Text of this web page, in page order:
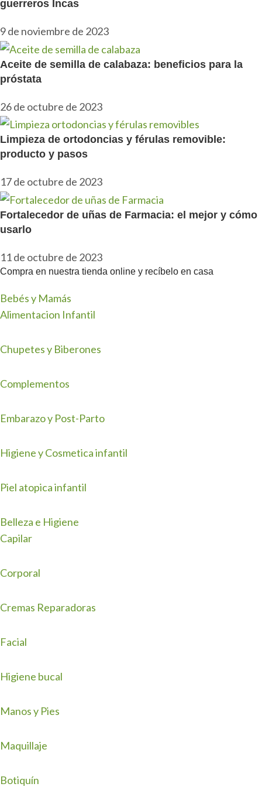
guerreros Incas
9 de noviembre de 2023
Aceite de semilla de calabaza: beneficios para la
próstata
26 de octubre de 2023
Limpieza de ortodoncias y férulas removible:
producto y pasos
17 de octubre de 2023
Fortalecedor de uñas de Farmacia: el mejor y cómo
usarlo
11 de octubre de 2023
Compra en nuestra tienda online y recíbelo en casa
Bebés y Mamás
Alimentacion Infantil
Chupetes y Biberones
Complementos
Embarazo y Post-Parto
Higiene y Cosmetica infantil
Piel atopica infantil
Belleza e Higiene
Capilar
Corporal
Cremas Reparadoras
Facial
Higiene bucal
Manos y Pies
Maquillaje
Botiquín